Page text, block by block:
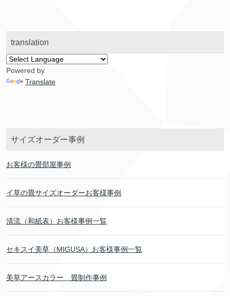
translation
Powered by
Translate
サイズオーダー事例
お客様の畳部屋事例
イ草の畳サイズオーダーお客様事例
清流（和紙表）お客様事例一覧
セキスイ美草（MIGUSA）お客様事例一覧
美草アースカラー 畳制作事例